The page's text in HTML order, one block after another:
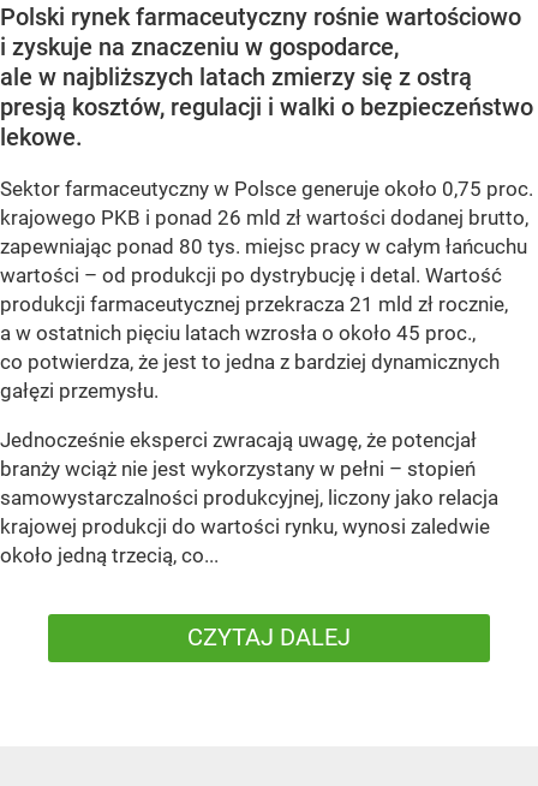
Polski rynek farmaceutyczny rośnie wartościowo
i zyskuje na znaczeniu w gospodarce,
ale w najbliższych latach zmierzy się z ostrą
presją kosztów, regulacji i walki o bezpieczeństwo
lekowe.
Sektor farmaceutyczny w Polsce generuje około 0,75 proc.
krajowego PKB i ponad 26 mld zł wartości dodanej brutto,
zapewniając ponad 80 tys. miejsc pracy w całym łańcuchu
wartości – od produkcji po dystrybucję i detal. Wartość
produkcji farmaceutycznej przekracza 21 mld zł rocznie,
a w ostatnich pięciu latach wzrosła o około 45 proc.,
co potwierdza, że jest to jedna z bardziej dynamicznych
gałęzi przemysłu.
Jednocześnie eksperci zwracają uwagę, że potencjał
branży wciąż nie jest wykorzystany w pełni – stopień
samowystarczalności produkcyjnej, liczony jako relacja
krajowej produkcji do wartości rynku, wynosi zaledwie
około jedną trzecią, co...
CZYTAJ DALEJ